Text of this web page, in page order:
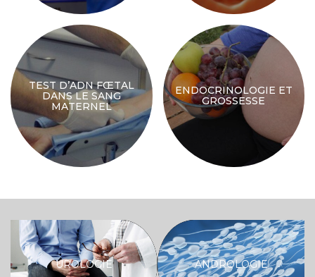
TEST D’ADN FŒTAL
DANS LE SANG
MATERNEL
ENDOCRINOLOGIE ET
GROSSESSE
UROLOGIE ANDROLOGIE